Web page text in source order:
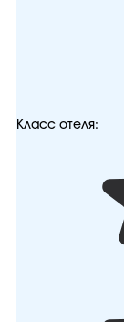
Класс отеля: